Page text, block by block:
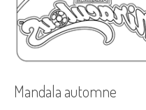
Mandala automne